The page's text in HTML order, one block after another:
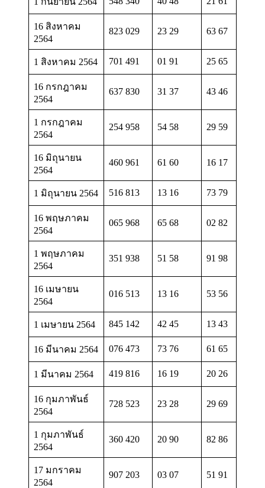
16 สิงหาคม
2564
823 029 23 29 63 67
1 สิงหาคม 2564 701 491 01 91 25 65
16 กรกฎาคม
2564
637 830 31 37 43 46
1 กรกฎาคม
2564
254 958 54 58 29 59
16 มิถุนายน
2564
460 961 61 60 16 17
1 มิถุนายน 2564 516 813 13 16 73 79
16 พฤษภาคม
2564
065 968 65 68 02 82
1 พฤษภาคม
2564
351 938 51 58 91 98
16 เมษายน
2564
016 513 13 16 53 56
1 เมษายน 2564 845 142 42 45 13 43
16 มีนาคม 2564 076 473 73 76 61 65
1 มีนาคม 2564 419 816 16 19 20 26
16 กุมภาพันธ์
2564
728 523 23 28 29 69
1 กุมภาพันธ์
2564
360 420 20 90 82 86
17 มกราคม
2564
907 203 03 07 51 91